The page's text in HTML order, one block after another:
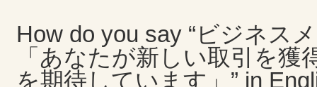
How do you say “ビジネス
「あなたが新しい取引を獲
を期待しています」” in